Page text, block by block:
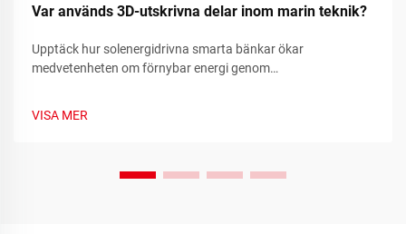
Var används 3D-utskrivna delar inom marin teknik?
Upptäck hur solenergidrivna smarta bänkar ökar
medvetenheten om förnybar energi genom
VISA MER